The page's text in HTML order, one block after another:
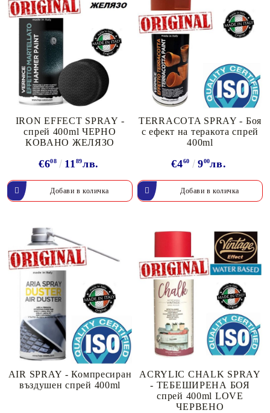
IRON EFFECT SPRAY -
спрей 400ml ЧЕРНО
КОВАНО ЖЕЛЯЗО
€608 11 89лв.
TERRACOTA SPRAY - Боя
с ефект на теракота спрей
400ml
€460 900лв.
AIR SPRAY - Компресиран
въздушен спрей 400ml
ACRYLIC CHALK SPRAY
- ТЕБЕШИРЕНА БОЯ
спрей 400ml LOVE
ЧЕРВЕНО